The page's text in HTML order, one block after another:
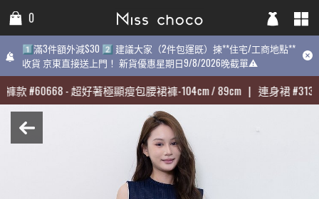
0
1️⃣滿3件額外減$30 2️⃣ 建議大家（2件包運既）揀**住宅/工商地點**
收貨 京東直接送上門！ 新貨優惠星期日9/8/2026晚截單⚠️
款#60668-超好著極顯瘦包腰裙褲-104cm / 89cm | 連身裙#31398
0
1️⃣滿3件額外減$30 2️⃣ 建議大家（2件包運既）揀**住宅/工商地點**
收貨 京東直接送上門！ 新貨優惠星期日9/8/2026晚截單⚠️
款#60668-超好著極顯瘦包腰裙褲-104cm / 89cm | 連身裙#31398
1️⃣滿3件額外減$30 2️⃣ 建議大家（2件包運既）揀**住宅/工商地點**
9/8/2026晚截單⚠️
熱賣: 褲款#60668-超好著極顯瘦包腰裙褲-104cm / 89cm | 連身